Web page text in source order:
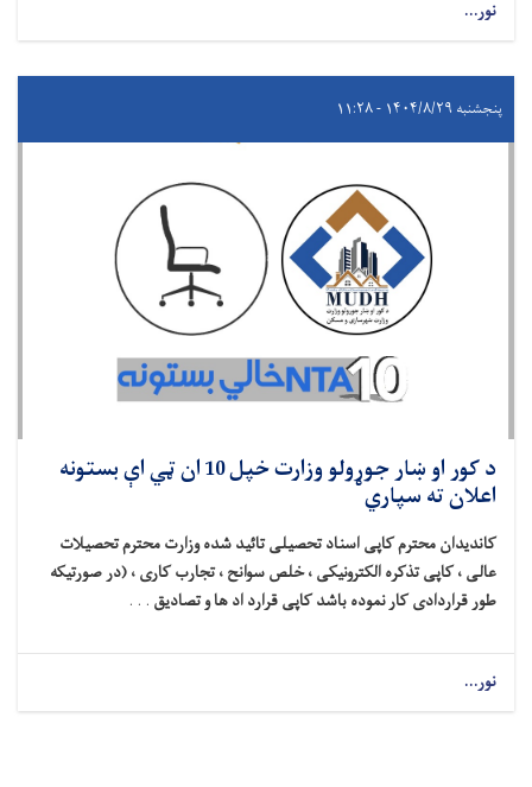
نور...
پنجشنبه ۱۴۰۴/۸/۲۹ - ۱۱:۲۸
د کور او ښار جوړولو وزارت خپل 10 ان ټي اې بستونه
اعلان ته سپاري
کاندیدان محترم کاپی اسناد تحصیلی تائید شده وزارت محترم تحصیلات
عالی ، کاپی تذکره الکترونیکی ، خلص سوانح ، تجارب کاری ، (در صورتیکه
طور قراردادی کار نموده باشد کاپی قرارد اد ها و تصادیق . . .
نور...